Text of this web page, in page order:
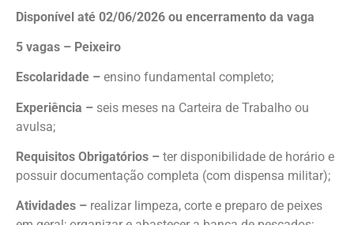
Disponível até 02/06/2026 ou encerramento da vaga
5 vagas – Peixeiro
Escolaridade – ensino fundamental completo;
Experiência – seis meses na Carteira de Trabalho ou
avulsa;
Requisitos Obrigatórios – ter disponibilidade de horário e
possuir documentação completa (com dispensa militar);
Atividades – realizar limpeza, corte e preparo de peixes